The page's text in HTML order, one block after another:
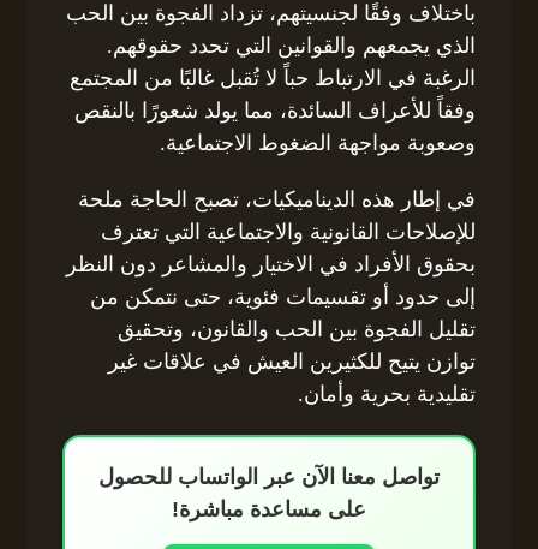
باختلاف وفقًا لجنسيتهم، تزداد الفجوة بين الحب
الذي يجمعهم والقوانين التي تحدد حقوقهم.
الرغبة في الارتباط حباً لا تُقبل غالبًا من المجتمع
وفقاً للأعراف السائدة، مما يولد شعورًا بالنقص
وصعوبة مواجهة الضغوط الاجتماعية.
في إطار هذه الديناميكيات، تصبح الحاجة ملحة
للإصلاحات القانونية والاجتماعية التي تعترف
بحقوق الأفراد في الاختيار والمشاعر دون النظر
إلى حدود أو تقسيمات فئوية، حتى نتمكن من
تقليل الفجوة بين الحب والقانون، وتحقيق
توازن يتيح للكثيرين العيش في علاقات غير
تقليدية بحرية وأمان.
تواصل معنا الآن عبر الواتساب للحصول
على مساعدة مباشرة!